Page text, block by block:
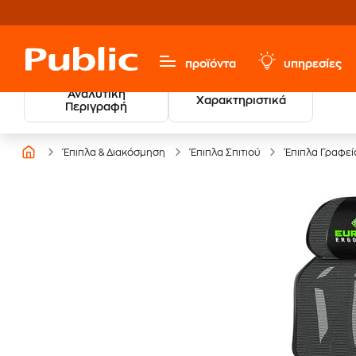
προϊόντα υπηρεσίες
Αναλυτική
Περιγραφή
Χαρακτηριστικά
Έπιπλα & Διακόσμηση Έπιπλα Σπιτιού Έπιπλα